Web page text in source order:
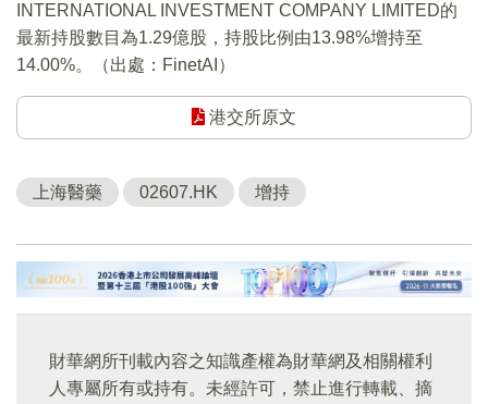
INTERNATIONAL INVESTMENT COMPANY LIMITED的
最新持股數目為1.29億股，持股比例由13.98%增持至
14.00%。（出處：FinetAI）
港交所原文
上海醫藥 02607.HK 增持
財華網所刊載內容之知識產權為財華網及相關權利
人專屬所有或持有。未經許可，禁止進行轉載、摘